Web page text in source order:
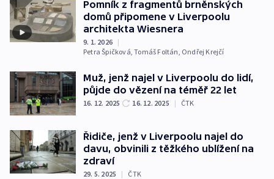
Pomník z fragmentů brněnských
domů připomene v Liverpoolu
architekta Wiesnera
9. 1. 2026 |
Petra Špičková,Tomáš Foltán, Ondřej Krejčí
Muž, jenž najel v Liverpoolu do lidí,
půjde do vězení na téměř 22 let
16. 12. 2025 16. 12. 2025 | ČTK
Řidiče, jenž v Liverpoolu najel do
davu, obvinili z těžkého ublížení na
zdraví
29. 5. 2025 | ČTK